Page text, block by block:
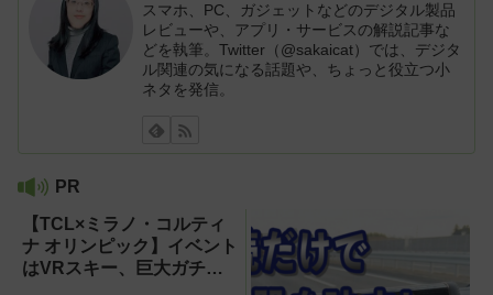
スマホ、PC、ガジェットなどのデジタル製品
レビューや、アプリ・サービスの解説記事な
どを執筆。Twitter（@sakaicat）では、デジタ
ル関連の気になる話題や、ちょっと役立つ小
ネタを発信。
PR
【TCL×ミラノ・コルティ
ナ オリンピック】イベント
はVRスキー、巨大ガチャ